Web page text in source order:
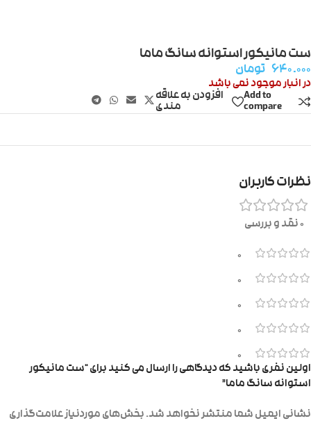
ست مانیکور استوانه سانگ ماما
۶۴۰.۰۰۰ تومان
در انبار موجود نمی باشد
Add to
compare
افزودن به علاقه
مندی
نظرات کاربران
0 نقد و بررسی
0
0
0
0
0
اولین نفری باشید که دیدگاهی را ارسال می کنید برای “ست مانیکور
استوانه سانگ ماما”
نشانی ایمیل شما منتشر نخواهد شد.بخش‌های موردنیاز علامت‌گذاری